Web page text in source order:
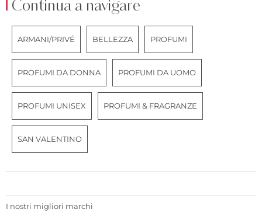
Continua a navigare
ARMANI/PRIVÉ BELLEZZA PROFUMI
PROFUMI DA DONNA PROFUMI DA UOMO
PROFUMI UNISEX PROFUMI & FRAGRANZE
SAN VALENTINO
I nostri migliori marchi